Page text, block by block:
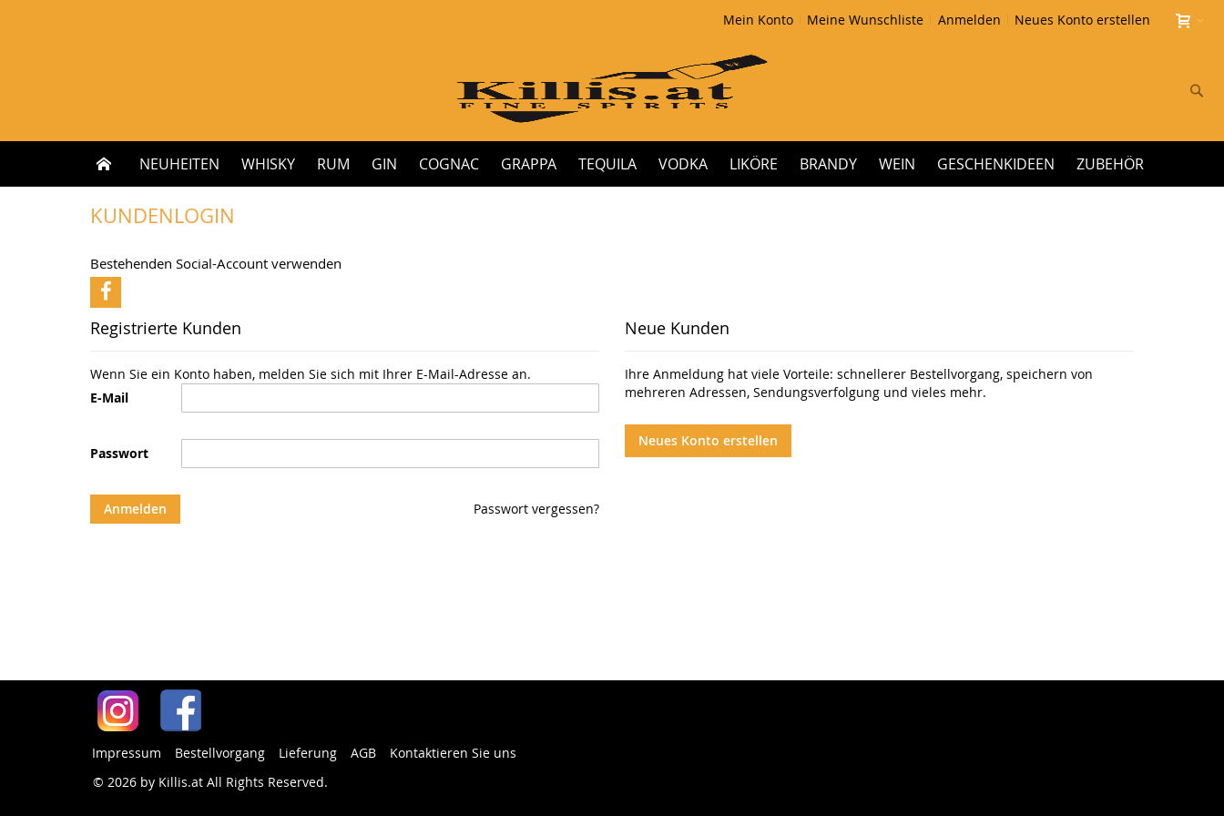
Mein Konto Meine Wunschliste Anmelden Neues Konto erstellen
NEUHEITEN WHISKY RUM GIN COGNAC GRAPPA TEQUILA VODKA LIKÖRE BRANDY WEIN GESCHENKIDEEN ZUBEHÖR
KUNDENLOGIN
Bestehenden Social-Account verwenden
Registrierte Kunden
Wenn Sie ein Konto haben, melden Sie sich mit Ihrer E-Mail-Adresse an.
E-Mail
Passwort
Anmelden Passwort vergessen?
Neue Kunden
Ihre Anmeldung hat viele Vorteile: schnellerer Bestellvorgang, speichern von
mehreren Adressen, Sendungsverfolgung und vieles mehr.
Neues Konto erstellen
Impressum Bestellvorgang Lieferung AGB
Kontaktieren Sie uns
© 2026 by Killis.at All Rights Reserved.